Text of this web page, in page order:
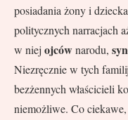
posiadania żony i
politycznych narracjach
w niej ojcównarodu,
Niezręcznie w tych
bezżennych właścicieli
niemożliwe. Co